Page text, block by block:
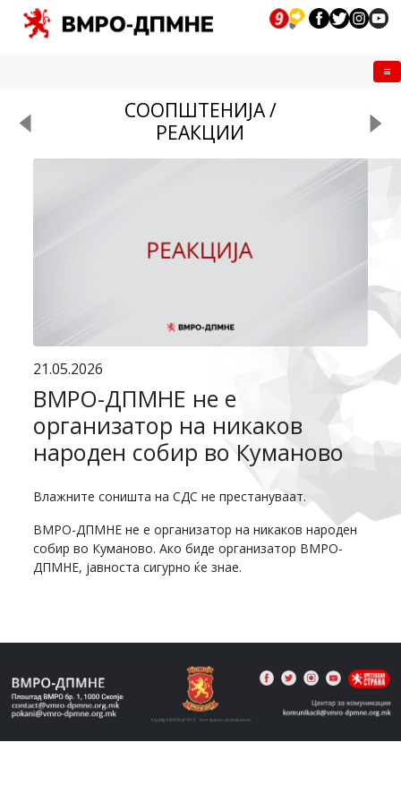
СООПШТЕНИЈА /
РЕАКЦИИ
21.05.2026
ВМРО-ДПМНЕ не е
организатор на никаков
народен собир во Куманово
Влажните соништа на СДС не престануваат.
ВМРО-ДПМНЕ не е организатор на никаков народен
собир во Куманово. Ако биде организатор ВМРО-
ДПМНЕ, јавноста сигурно ќе знае.